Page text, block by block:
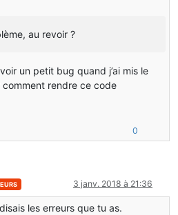
au revoir ?
un petit bug quand j’ai mis le
rendre ce code
0
3 janv. 2018 à 21:36
les erreurs que tu as.